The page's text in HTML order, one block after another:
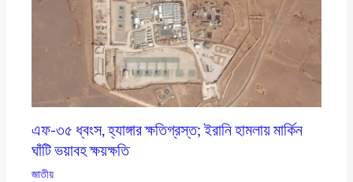
এফ-৩৫ ধ্বংস, হ্যাঙ্গার ক্ষতিগ্রস্ত; ইরানি হামলায় মার্কিন
ঘাঁটি ভয়াবহ ক্ষয়ক্ষতি
জাতীয়